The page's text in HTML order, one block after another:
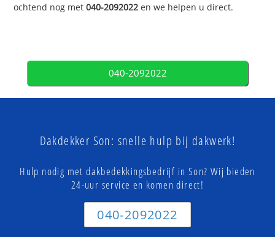
ochtend nog met040-2092022 en we helpen u direct.
040-2092022
Dakdekker Son: snelle hulp bij dakwerk!
Hulp nodig met dakbedekkingsbedrijf in Son? Wij bieden
24-uur service en komen direct!
040-2092022